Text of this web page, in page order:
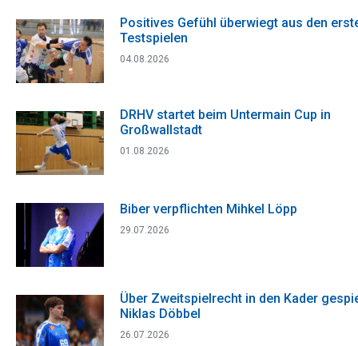
Positives Gefühl überwiegt aus den
Testspielen
04.08.2026
DRHV startet beim Untermain Cup in
Großwallstadt
01.08.2026
Biber verpflichten Mihkel Löpp
29.07.2026
Über Zweitspielrecht in den Kader
Niklas Döbbel
26.07.2026